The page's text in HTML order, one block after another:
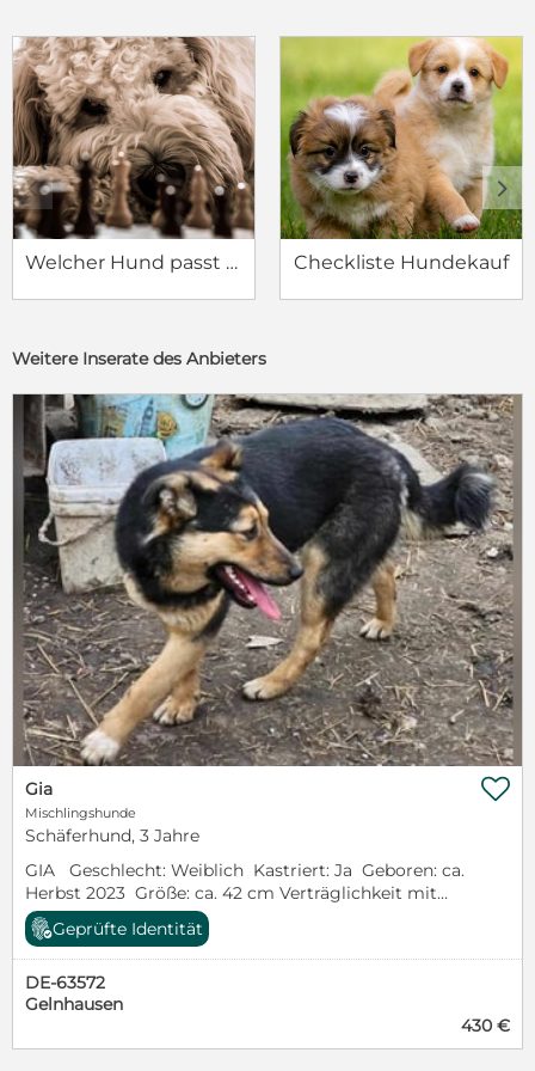
Welcher Hund passt zu mir? Checkliste Hundekauf
c d
Weitere Inserate des Anbieters
Gia
Mischlingshunde
Schäferhund, 3 Jahre
GIA Geschlecht: Weiblich Kastriert: Ja Geboren: ca.
Herbst 2023 Größe: ca. 42 cm Verträglichkeit mit
Artgenossen: Gut Verträglichkeit mit Katzen: Nicht
bekannt Verträglichkeit mit Kindern: Nicht bekannt
Aufenthalt: Rumänien, Nähe Bukarest Gia und ihr
Bruder Aki wurden auf Wunsch einiger Menschen
aus einer Tötung geholt, natürlich interessierten sie
und so landeten sie auf einem Grundstück, wo sich

Geprüfte Identität
DE-63572
Gelnhausen
430 €